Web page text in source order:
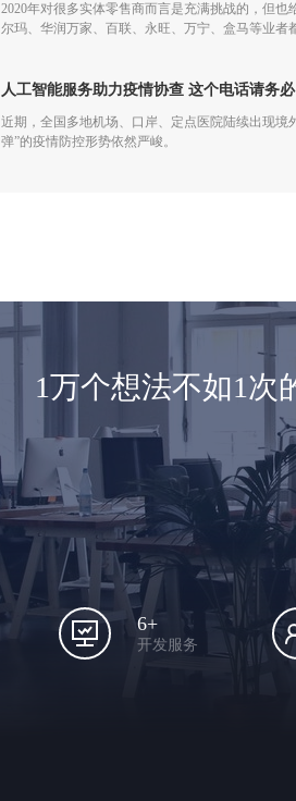
2020年对很多实体零售商而言是充满挑战的，但
尔玛、华润万家、百联、永旺、万宁、盒马等业
人工智能服务助力疫情协查 这个电话请务
近期，全国多地机场、口岸、定点医院陆续出现
弹”的疫情防控形势依然严峻。
1万个想法不如1次
6+
开发服务